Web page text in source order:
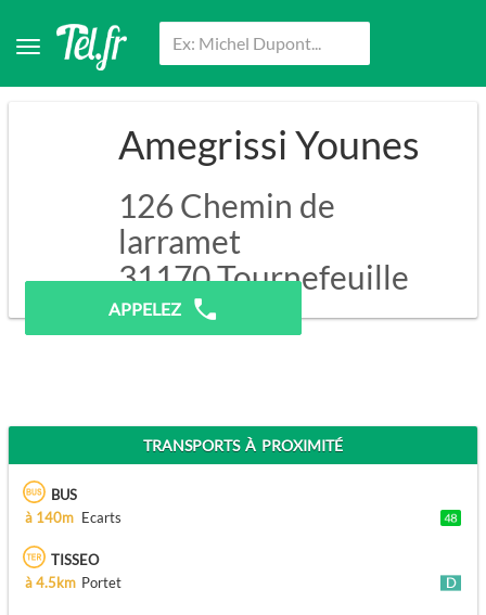
Amegrissi Younes
126 Chemin de
larramet
31170Tournefeuille
APPELEZ
TRANSPORTS À PROXIMITÉ
BUS
à 140m Ecarts
TISSEO
à 4.5km Portet